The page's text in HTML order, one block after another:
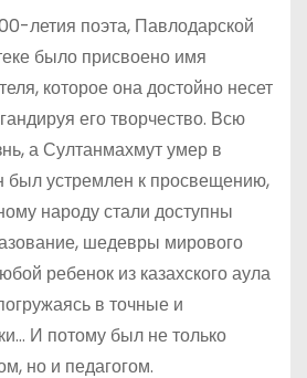
летия поэта, Павлодарской
было присвоено имя
которое она достойно несет
его творчество. Всю
а Султанмахмут умер в
был устремлен к просвещению,
народу стали доступны
шедевры мирового
ребенок из казахского аула
в точные и
И потому был не только
но и педагогом.